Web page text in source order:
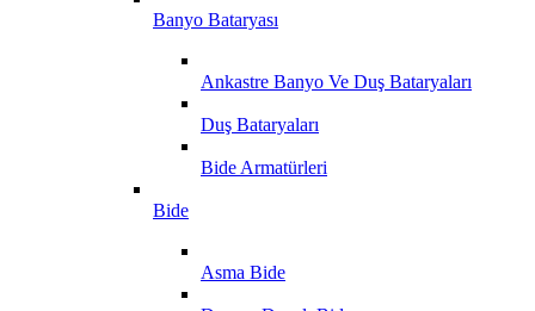
Banyo Bataryası
Ankastre Banyo Ve Duş Bataryaları
Duş Bataryaları
Bide Armatürleri
Bide
Asma Bide